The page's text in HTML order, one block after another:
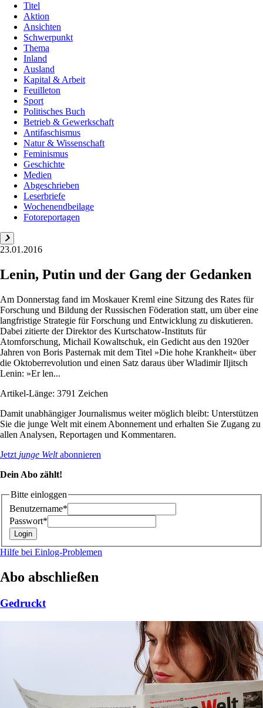
Titel
Aktion
Ansichten
Schwerpunkt
Thema
Inland
Ausland
Kapital & Arbeit
Feuilleton
Sport
Politisches Buch
Betrieb & Gewerkschaft
Antifaschismus
Natur & Wissenschaft
Feminismus
Geschichte
Medien
Abgeschrieben
Leserbriefe
Wochenendbeilage
Fotoreportagen
23.01.2016
Lenin, Putin und der Gang der Gedanken
Am Donnerstag fand im Moskauer Kreml eine Sitzung des Rates für
Forschung und Bildung der Russischen Föderation statt, um über eine
langfristige Strategie für Forschung und Entwicklung zu diskutieren.
Dabei zitierte der Direktor des Kurtschatow-Instituts für
Atomforschung, Michail Kowaltschuk, ein Gedicht aus den 1920er
Jahren von Boris Pasternak mit dem Titel »Die hohe Krankheit« über
die Oktoberrevolution und einen Satz daraus über Wladimir Iljitsch
Lenin: »Er len...
Artikel-Länge: 3791 Zeichen
Damit unabhängiger Journalismus weiter möglich bleibt: Unterstützen
Sie die junge Welt mit einem Abonnement und erhalten Sie Zugang zu
allen Analysen, Reportagen und Kommentaren.
Jetzt junge Weltabonnieren
Dein Abo zählt!
Bitte einloggen
Benutzername*
Passwort*
Hilfe bei Einlog-Problemen
Abo abschließen
Gedruckt